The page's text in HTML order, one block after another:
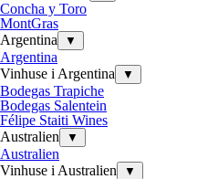
Concha y Toro
MontGras
Argentina
▼
Argentina
Vinhuse i Argentina
▼
Bodegas Trapiche
Bodegas Salentein
Félipe Staiti Wines
Australien
▼
Australien
Vinhuse i Australien
▼